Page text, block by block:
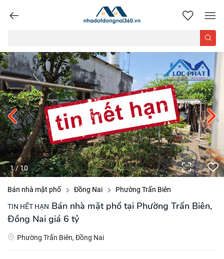
nhadatdongnai360.vn
1/10
Bán nhà mặt phố Đồng Nai Phường Trấn Biên
TIN HẾT HẠN Bán nhà mặt phố tại Phường Trấn Biên,
Đồng Nai giá 6 tỷ
Phường Trấn Biên, Đồng Nai